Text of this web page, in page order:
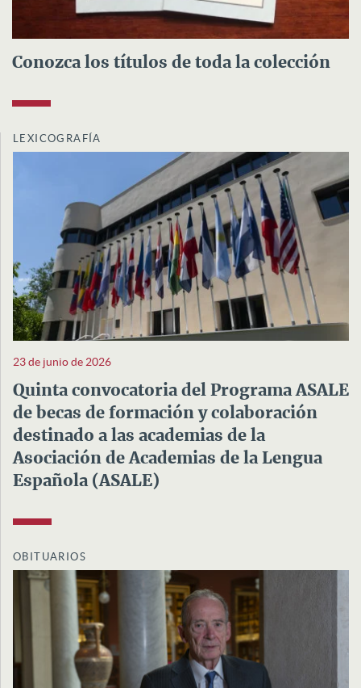
Conozca los títulos de toda la colección
LEXICOGRAFÍA
23 de junio de 2026
Quinta convocatoria del Programa ASALE
de becas de formación y colaboración
destinado a las academias de la
Asociación de Academias de la Lengua
Española (ASALE)
OBITUARIOS